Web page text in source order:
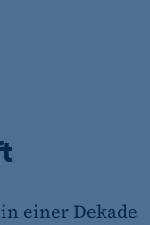
einer Dekade